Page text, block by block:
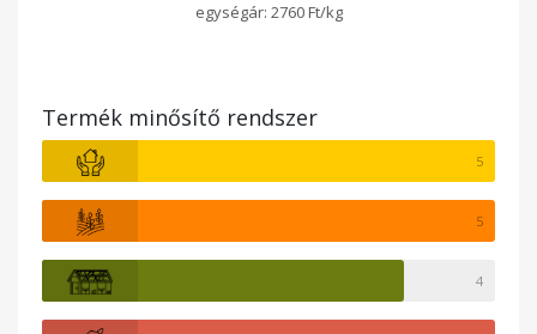
2760 Ft/kg
Termék minősítő rendszer
5
5
4